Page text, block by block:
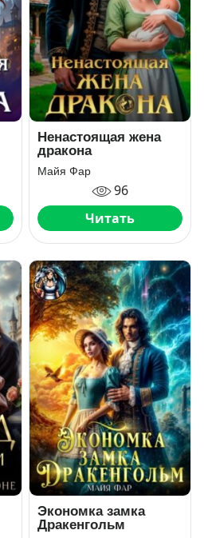
Ненастоящая жена
дракона
Майя Фар
96
Читать
Экономка замка
Дракенгольм